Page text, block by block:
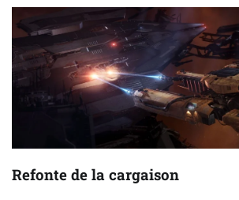
Refonte de la cargaison